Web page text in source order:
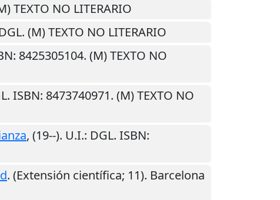
TEXTO NO LITERARIO
(M) TEXTO NO LITERARIO
8425305104. (M) TEXTO NO
ISBN: 8473740971. (M) TEXTO NO
, (19--). U.I.: DGL. ISBN:
. (Extensión científica; 11). Barcelona